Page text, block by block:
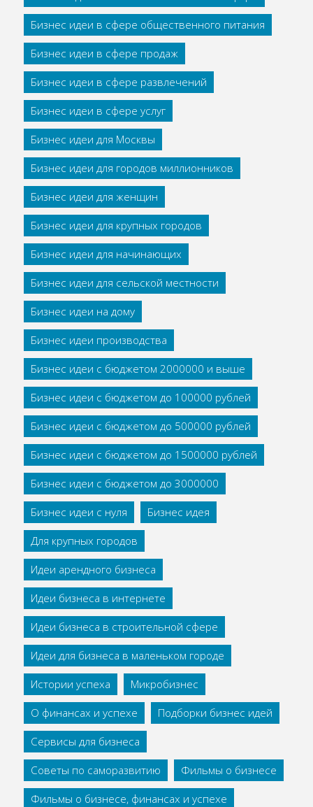
Бизнес идеи в сфере общественного питания
Бизнес идеи в сфере продаж
Бизнес идеи в сфере развлечений
Бизнес идеи в сфере услуг
Бизнес идеи для Москвы
Бизнес идеи для городов миллионников
Бизнес идеи для женщин
Бизнес идеи для крупных городов
Бизнес идеи для начинающих
Бизнес идеи для сельской местности
Бизнес идеи на дому
Бизнес идеи производства
Бизнес идеи с бюджетом 2000000 и выше
Бизнес идеи с бюджетом до 100000 рублей
Бизнес идеи с бюджетом до 500000 рублей
Бизнес идеи с бюджетом до 1500000 рублей
Бизнес идеи с бюджетом до 3000000
Бизнес идеи с нуля
Бизнес идея
Для крупных городов
Идеи арендного бизнеса
Идеи бизнеса в интернете
Идеи бизнеса в строительной сфере
Идеи для бизнеса в маленьком городе
Истории успеха
Микробизнес
О финансах и успехе
Подборки бизнес идей
Сервисы для бизнеса
Советы по саморазвитию
Фильмы о бизнесе
Фильмы о бизнесе, финансах и успехе